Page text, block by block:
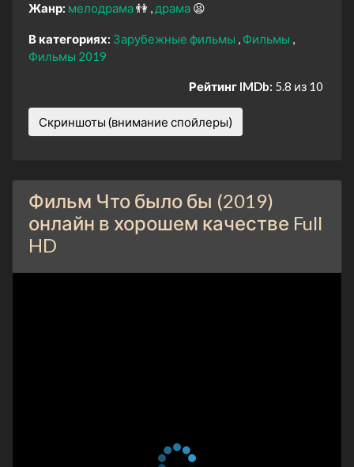
Жанр: мелодрама👫 драма 😫
В категориях: Зарубежные фильмы
Фильмы
Фильмы 2019
Рейтинг IMDb: 5.8 из 10
Скриншоты (внимание спойлеры)
Фильм Что было бы (2019)
онлайн в хорошем качестве Full
HD